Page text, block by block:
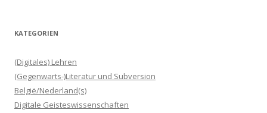
KATEGORIEN
(Digitales) Lehren
(Gegenwarts-)Literatur und Subversion
België/Nederland(s)
Digitale Geisteswissenschaften